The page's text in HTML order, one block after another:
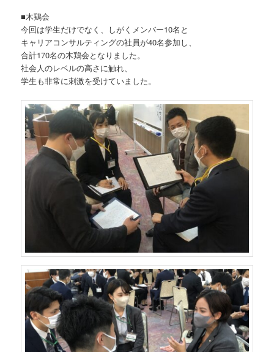
■木鶏会
今回は学生だけでなく、しがくメンバー10名と
キャリアコンサルティングの社員が40名参加し、
合計170名の木鶏会となりました。
社会人のレベルの高さに触れ、
学生も非常に刺激を受けていました。